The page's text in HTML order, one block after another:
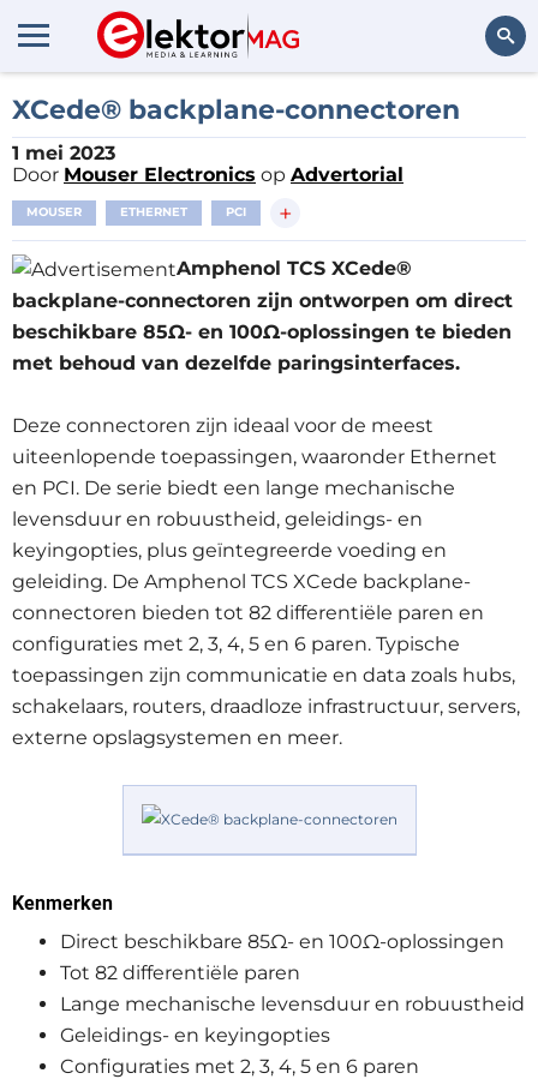
XCede® backplane-connectoren
1 mei 2023
Door Mouser Electronics op Advertorial
MOUSER ETHERNET PCI +
Amphenol TCS XCede®
backplane-connectoren zijn ontworpen om direct
beschikbare 85Ω- en 100Ω-oplossingen te bieden
met behoud van dezelfde paringsinterfaces.
Deze connectoren zijn ideaal voor de meest
uiteenlopende toepassingen, waaronder Ethernet
en PCI. De serie biedt een lange mechanische
levensduur en robuustheid, geleidings- en
keyingopties, plus geïntegreerde voeding en
geleiding. De Amphenol TCS XCede backplane-
connectoren bieden tot 82 differentiële paren en
configuraties met 2, 3, 4, 5 en 6 paren. Typische
toepassingen zijn communicatie en data zoals hubs,
schakelaars, routers, draadloze infrastructuur, servers,
externe opslagsystemen en meer.
Kenmerken
Direct beschikbare 85Ω- en 100Ω-oplossingen
Tot 82 differentiële paren
Lange mechanische levensduur en robuustheid
Geleidings- en keyingopties
Configuraties met 2, 3, 4, 5 en 6 paren